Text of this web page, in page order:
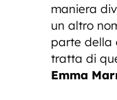
maniera
un altro
parte della
tratta di
Emma